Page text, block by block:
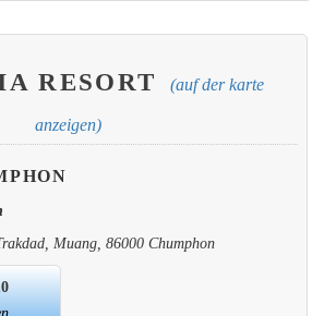
RESORT (auf der karte
anzeigen)
Muang, 86000 Chumphon